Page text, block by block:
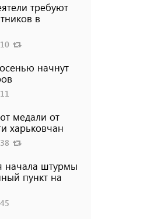
требуют
в
начнут
медали от
харьковчан
начала штурмы
пункт на